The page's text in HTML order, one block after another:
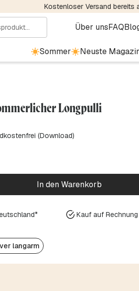
Kostenloser Versand bereits
Über unsFAQ
Sommer Neuste
Longpulli
(Download)
In den Warenkorb
Kauf auf Rechnung
langarm